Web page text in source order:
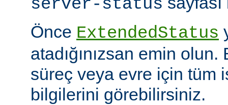
server-status
Önce ExtendedStatus
atadığınızsan emin
süreç veya evre için tüm
bilgilerini görebilirsiniz.